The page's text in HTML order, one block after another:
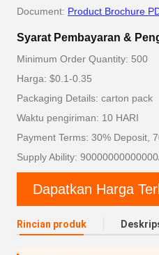
Document: Product Brochure
Syarat Pembayaran &
Minimum Order Quantity: 500
Harga: $0.1-0.35
Packaging Details: carton pack
Waktu pengiriman: 10 HARI
Payment Terms: 30% Deposit,
Supply Ability:
Dapatkan Harga
Rincian produk